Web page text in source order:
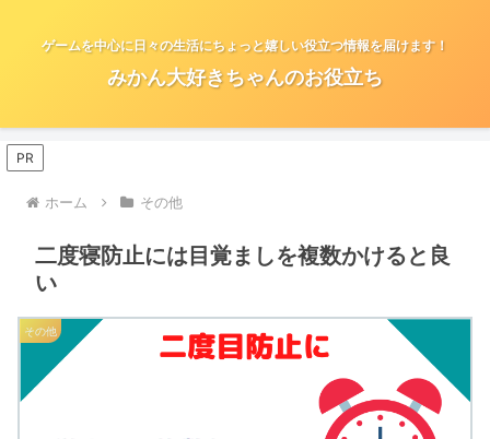
ゲームを中心に日々の生活にちょっと嬉しい役立つ情報を届けます！
みかん大好きちゃんのお役立ち
PR
ホーム その他
二度寝防止には目覚ましを複数かけると良
い
その他